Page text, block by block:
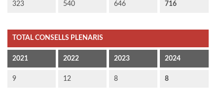
323 540 646 716
TOTAL CONSELLS PLENARIS
2021 2022 2023 2024
9 12 8 8